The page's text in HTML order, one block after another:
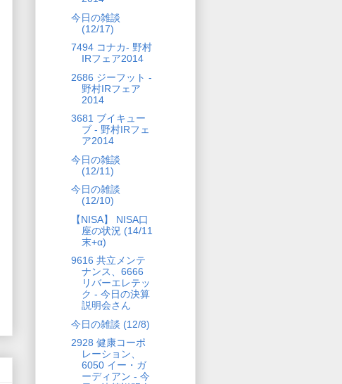
今日の雑談
(12/17)
7494 コナカ- 野村
IRフェア2014
2686 ジーフット -
野村IRフェア
2014
3681 ブイキュー
ブ - 野村IRフェ
ア2014
今日の雑談
(12/11)
今日の雑談
(12/10)
【NISA】 NISA口
座の状況 (14/11
末+α)
9616 共立メンテ
ナンス、6666
リバーエレテッ
ク - 今日の決算
説明会さん
今日の雑談 (12/8)
2928 健康コーポ
レーション、
6050 イー・ガ
ーディアン - 今